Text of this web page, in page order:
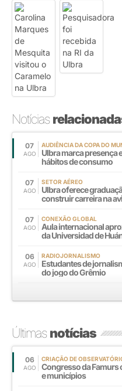
Notícias
07
AGO
AUDIÊNCIA DA COPA DO
Ulbra marca presença
hábitos de consumo
07
AGO
SETOR AÉREO
Ulbra oferece
construir carreira na
07
AGO
CONEXÃO GLOBAL
Aula internacional
da Universidad de
06
AGO
RADIOJORNALISMO
Estudantes de
do jogo do Grêmio
Últimasnotícias
06
AGO
CRIAÇÃO DE
Congresso da Famurs
e municípios